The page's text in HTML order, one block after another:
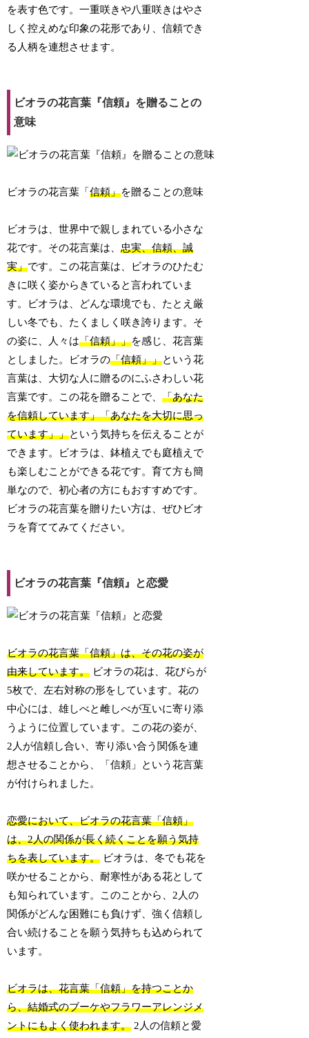
を表す色です。一重咲きや八重咲きはやさ
しく控えめな印象の花形であり、信頼でき
る人柄を連想させます。
ビオラの花言葉『信頼』を贈ることの
意味
ビオラの花言葉「信頼」を贈ることの意味
ビオラは、世界中で親しまれている小さな
花です。その花言葉は、忠実、信頼、誠
実」です。この花言葉は、ビオラのひたむ
きに咲く姿からきていると言われていま
す。ビオラは、どんな環境でも、たとえ厳
しい冬でも、たくましく咲き誇ります。そ
の姿に、人々は「信頼」」を感じ、花言葉
としました。ビオラの「信頼」」という花
言葉は、大切な人に贈るのにふさわしい花
言葉です。この花を贈ることで、「あなた
を信頼しています」「あなたを大切に思っ
ています」」という気持ちを伝えることが
できます。ビオラは、鉢植えでも庭植えで
も楽しむことができる花です。育て方も簡
単なので、初心者の方にもおすすめです。
ビオラの花言葉を贈りたい方は、ぜひビオ
ラを育ててみてください。
ビオラの花言葉『信頼』と恋愛
ビオラの花言葉「信頼」は、その花の姿が
由来しています。 ビオラの花は、花びらが
5枚で、左右対称の形をしています。花の
中心には、雄しべと雌しべが互いに寄り添
うように位置しています。この花の姿が、
2人が信頼し合い、寄り添い合う関係を連
想させることから、「信頼」という花言葉
が付けられました。
恋愛において、ビオラの花言葉「信頼」
は、2人の関係が長く続くことを願う気持
ちを表しています。 ビオラは、冬でも花を
咲かせることから、耐寒性がある花として
も知られています。このことから、2人の
関係がどんな困難にも負けず、強く信頼し
合い続けることを願う気持ちも込められて
います。
ビオラは、花言葉「信頼」を持つことか
ら、結婚式のブーケやフラワーアレンジメ
ントにもよく使われます。 2人の信頼と愛